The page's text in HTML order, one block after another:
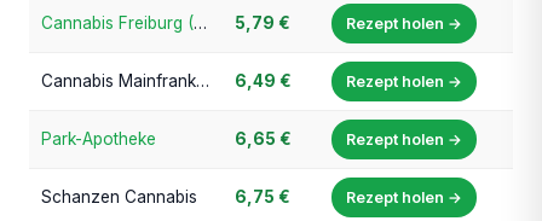
Cannabis Freiburg (Apotheke am Berliner Tor) 5,79 € Rezept holen →
Cannabis Mainfranken (Riemenschneider Apotheke) 6,49 € Rezept holen →
Park-Apotheke 6,65 € Rezept holen →
Schanzen Cannabis 6,75 € Rezept holen →